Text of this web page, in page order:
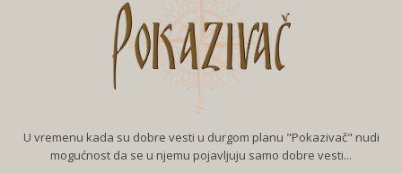
U vremenu kada su dobre vesti u durgom planu "Pokazivač" nudi
mogućnost da se u njemu pojavljuju samo dobre vesti...